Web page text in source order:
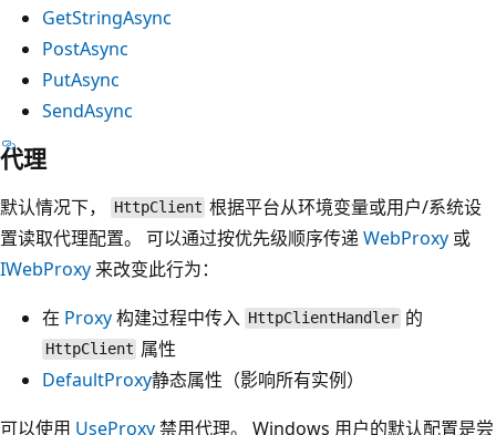
GetStringAsync
PostAsync
PutAsync
SendAsync
代理
默认情况下， HttpClient 根据平台从环境变量或用户/系统设
置读取代理配置。 可以通过按优先级顺序传递WebProxy 或
IWebProxy 来改变此行为：
在 Proxy构建过程中传入 HttpClientHandler 的
HttpClient 属性
DefaultProxy静态属性（影响所有实例）
可以使用 UseProxy禁用代理。 Windows 用户的默认配置是尝